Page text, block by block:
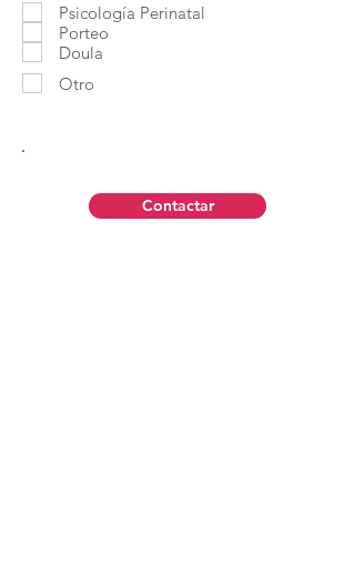
Psicología Perinatal
Porteo
Doula
Otro
Contactar